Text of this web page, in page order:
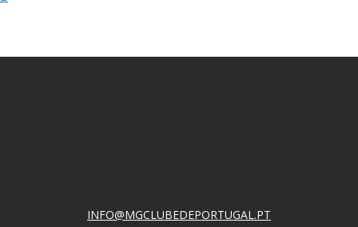
INFO@MGCLUBEDEPORTUGAL.PT